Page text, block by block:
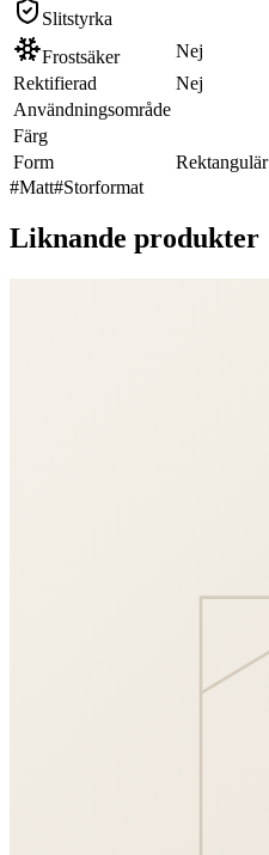
Slitstyrka
Frostsäker
Nej
Rektifierad
Nej
Användningsområde
Färg
Form
Rektangulär
#Matt#Storformat
Liknande produkter